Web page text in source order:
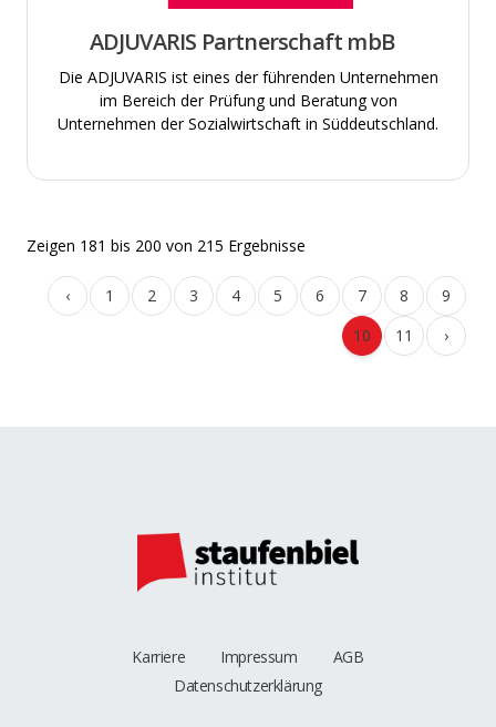
ADJUVARIS Partnerschaft mbB
Die ADJUVARIS ist eines der führenden Unternehmen
im Bereich der Prüfung und Beratung von
Unternehmen der Sozialwirtschaft in Süddeutschland.
Zeigen 181 bis 200 von 215 Ergebnisse
‹ 1 2 3 4 5 6 7 8
9
10
11 ›
Karriere Impressum
AGB
Datenschutzerklärung